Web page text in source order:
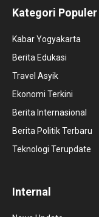
Kategori Populer
Kabar Yogyakarta
Berita Edukasi
Travel Asyik
Ekonomi Terkini
Berita Internasional
Berita Politik Terbaru
Teknologi Terupdate
Internal